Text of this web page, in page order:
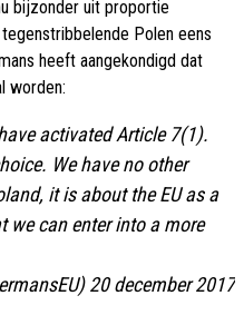
bijzonder uit proportie
Polen eens
heeft aangekondigd dat
worden:
activated Article 7(1).
We have no other
it is about the EU as a
we can enter into a more
20 december 2017